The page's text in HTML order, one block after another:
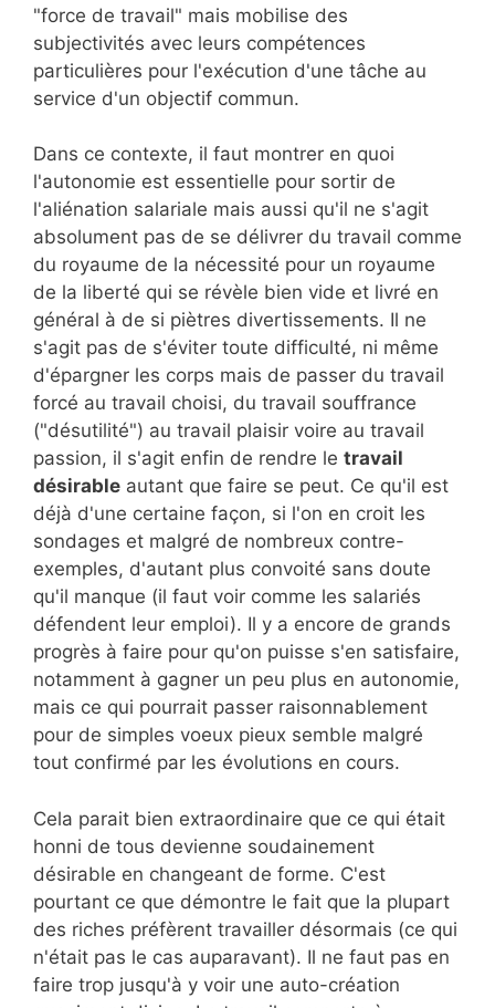
"force de travail" mais mobilise des
subjectivités avec leurs compétences
particulières pour l'exécution d'une tâche au
service d'un objectif commun.
Dans ce contexte, il faut montrer en quoi
l'autonomie est essentielle pour sortir de
l'aliénation salariale mais aussi qu'il ne s'agit
absolument pas de se délivrer du travail comme
du royaume de la nécessité pour un royaume
de la liberté qui se révèle bien vide et livré en
général à de si piètres divertissements. Il ne
s'agit pas de s'éviter toute difficulté, ni même
d'épargner les corps mais de passer du travail
forcé au travail choisi, du travail souffrance
("désutilité") au travail plaisir voire au travail
passion, il s'agit enfin de rendre le travail
désirable autant que faire se peut. Ce qu'il est
déjà d'une certaine façon, si l'on en croit les
sondages et malgré de nombreux contre-
exemples, d'autant plus convoité sans doute
qu'il manque (il faut voir comme les salariés
défendent leur emploi). Il y a encore de grands
progrès à faire pour qu'on puisse s'en satisfaire,
notamment à gagner un peu plus en autonomie,
mais ce qui pourrait passer raisonnablement
pour de simples voeux pieux semble malgré
tout confirmé par les évolutions en cours.
Cela parait bien extraordinaire que ce qui était
honni de tous devienne soudainement
désirable en changeant de forme. C'est
pourtant ce que démontre le fait que la plupart
des riches préfèrent travailler désormais (ce qui
n'était pas le cas auparavant). Il ne faut pas en
faire trop jusqu'à y voir une auto-création